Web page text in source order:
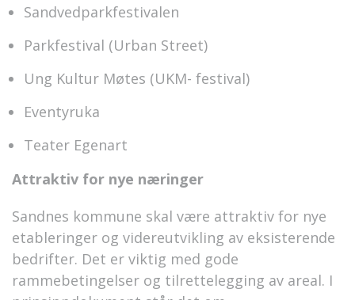
Sandvedparkfestivalen
Parkfestival (Urban Street)
Ung Kultur Møtes (UKM- festival)
Eventyruka
Teater Egenart
Attraktiv for nye næringer
Sandnes kommune skal være attraktiv for nye
etableringer og videreutvikling av eksisterende
bedrifter. Det er viktig med gode
rammebetingelser og tilrettelegging av areal. I